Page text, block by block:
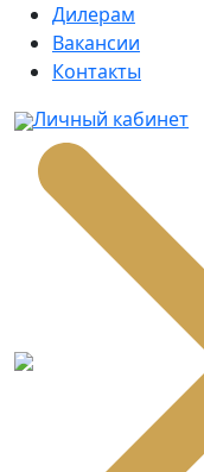
Дилерам
Вакансии
Контакты
Личный кабинет